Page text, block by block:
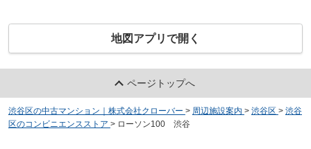
地図アプリで開く
ページトップへ
渋谷区の中古マンション｜株式会社クローバー > 周辺施設案内 > 渋谷区 > 渋谷
区のコンビニエンスストア > ローソン100 渋谷